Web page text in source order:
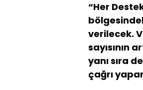
“Her
verilecek.
sayısının
yanı sıra
çağrı